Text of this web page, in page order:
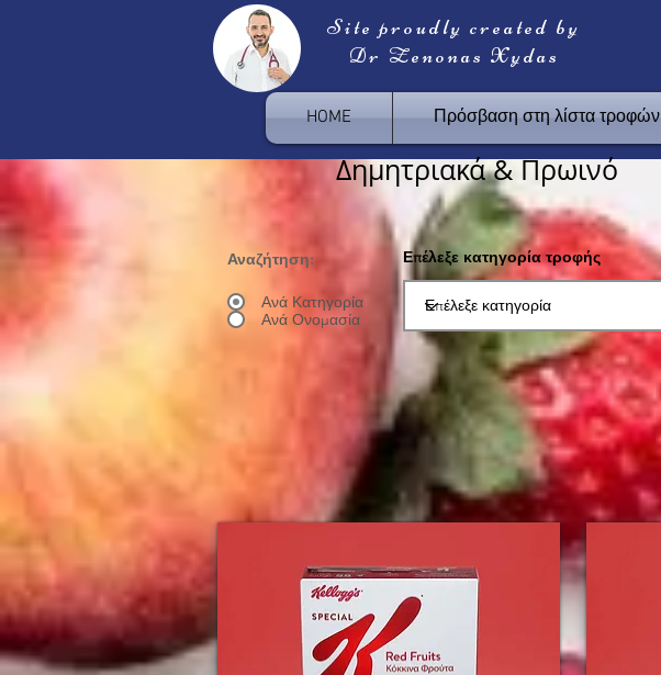
Site proudly created by
Dr Zenonas Xydas
HOME Πρόσβαση στη λίστα τροφών
Δημητριακά & Πρωινό
Επέλεξε κατηγορία τροφής
Αναζήτηση:
Ανά Κατηγορία
Ανά Ονομασία